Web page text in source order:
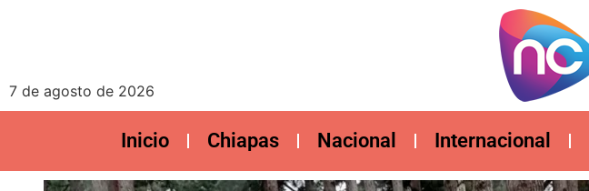
7 de agosto de 2026
Inicio Chiapas Nacional Internacional